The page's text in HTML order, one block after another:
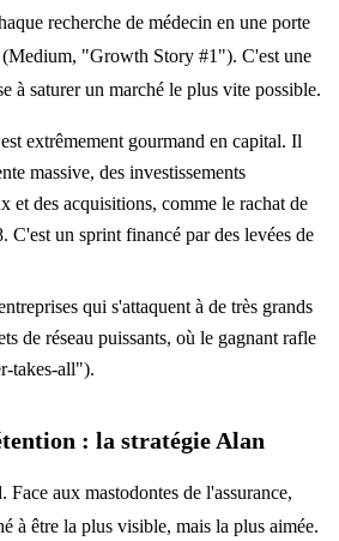
recherche de médecin en une porte
(Medium, "Growth Story #1"). C'est une
à saturer un marché le plus vite possible.
extrêmement gourmand en capital. Il
massive, des investissements
et des acquisitions, comme le rachat de
C'est un sprint financé par des levées de
qui s'attaquent à de très grands
de réseau puissants, où le gagnant rafle
takes-all").
: la stratégie Alan
aux mastodontes de l'assurance,
à être la plus visible, mais la plus aimée.